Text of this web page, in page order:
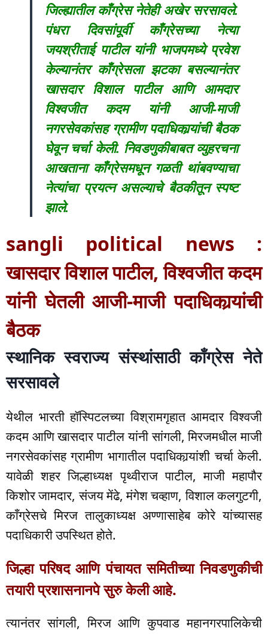
जिल्ह्यातील काँग्रेस नेतेही अखेर सरसावले.
पंधरा दिवसांपूर्वी काँग्रेसच्या नेत्या
जयश्रीताई पाटील यांनी भाजपमध्ये प्रवेश
केल्यानंतर काँग्रेसला झटका बसल्यानंतर
खासदार विशाल पाटील आणि आमदार
विश्वजीत कदम यांनी आजी-माजी
नगरसेवकांसह ग्रामीण पदाधिकार्‍यांची बैठक
घेवून चर्चा केली. निवडणुकीबाबत व्युहरचना
आखताना काँग्रेसमधून गळती थांबवण्याचा
नेत्यांचा प्रयत्न असल्याचे बैठकीतून स्पष्ट
झाले.
sangli political news :
खासदार विशाल पाटील, विश्वजीत कदम
यांनी घेतली आजी-माजी पदाधिकार्‍यांची
बैठक
स्थानिक स्वराज्य संस्थांसाठी काँग्रेस नेते
सरसावले
येथील भारती हॉस्पिटलच्या विश्रामगृहात आमदार विश्वजी
कदम आणि खासदार पाटील यांनी सांगली, मिरजमधील माजी
नगरसेवकांसह ग्रामीण भागातील पदाधिकार्‍यांशी चर्चा केली.
यावेळी शहर जिल्हाध्यक्ष पृथ्वीराज पाटील, माजी महापौर
किशोर जामदार, संजय मेंढे, मंगेश चव्हाण, विशाल कलगुटगी,
काँग्रेसचे मिरज तालुकाध्यक्ष अण्णासाहेब कोरे यांच्यासह
पदाधिकारी उपस्थित होते.
जिल्हा परिषद आणि पंचायत समितीच्या निवडणुकीची
तयारी प्रशासनानपे सुरु केली आहे.
त्यानंतर सांगली, मिरज आणि कुपवाड महानगरपालिकेची